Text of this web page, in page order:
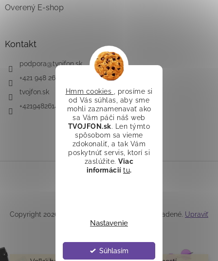
Hmm cookies
, prosíme si
od Vás súhlas, aby sme
mohli zaznamenavať ako
sa Vám páči náš web
TVOJFON.sk. Len týmto
spôsobom sa vieme
zdokonaliť, a tak Vám
poskytnúť servis, ktorí si
zaslúžite.Viac
informácií tu.
Nastavenie
Súhlasím
Overený E-shop
Kontakt
podpora@tvojfon.sk
+421 948 261 491
tvojfon.sk
+421948261491
Copyright 2026 . Všetky práva vyhradené. Upraviť
nastavenie cookies